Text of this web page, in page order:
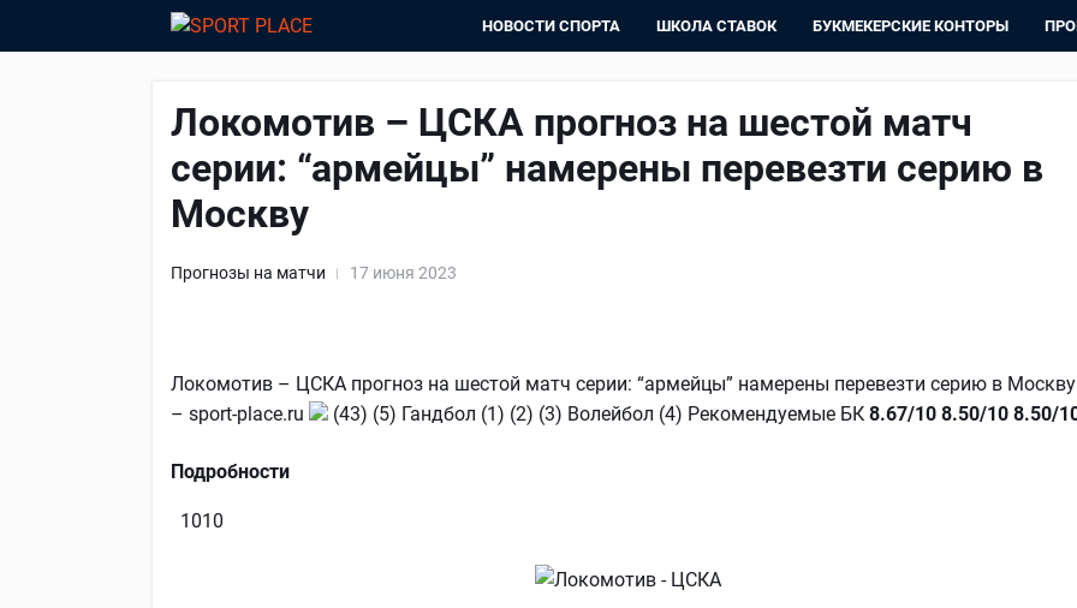
НОВОСТИ СПОРТА ШКОЛА СТАВОК БУКМЕКЕРСКИЕ КОНТОРЫ
Локомотив – ЦСКА прогноз на шестой матч
серии: “армейцы” намерены перевезти серию в
Москву
Прогнозы на матчи 17 июня 2023
Локомотив – ЦСКА прогноз на шестой матч серии: “армейцы” намерены перевезти серию в Москву
– sport-place.ru
(43) (5) Гандбол (1) (2) (3) Волейбол (4) Рекомендуемые БК 8.67/10 8.50/10 8.50/
Подробности
1010